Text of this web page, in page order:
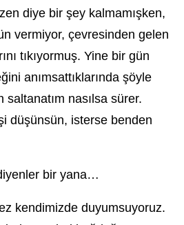
diye bir şey kalmamışken,
vermiyor, çevresinden gelen
tıkıyormuş. Yine bir gün
anımsattıklarında şöyle
saltanatım nasılsa sürer.
düşünsün, isterse benden
bir yana…
kendimizde duyumsuyoruz.